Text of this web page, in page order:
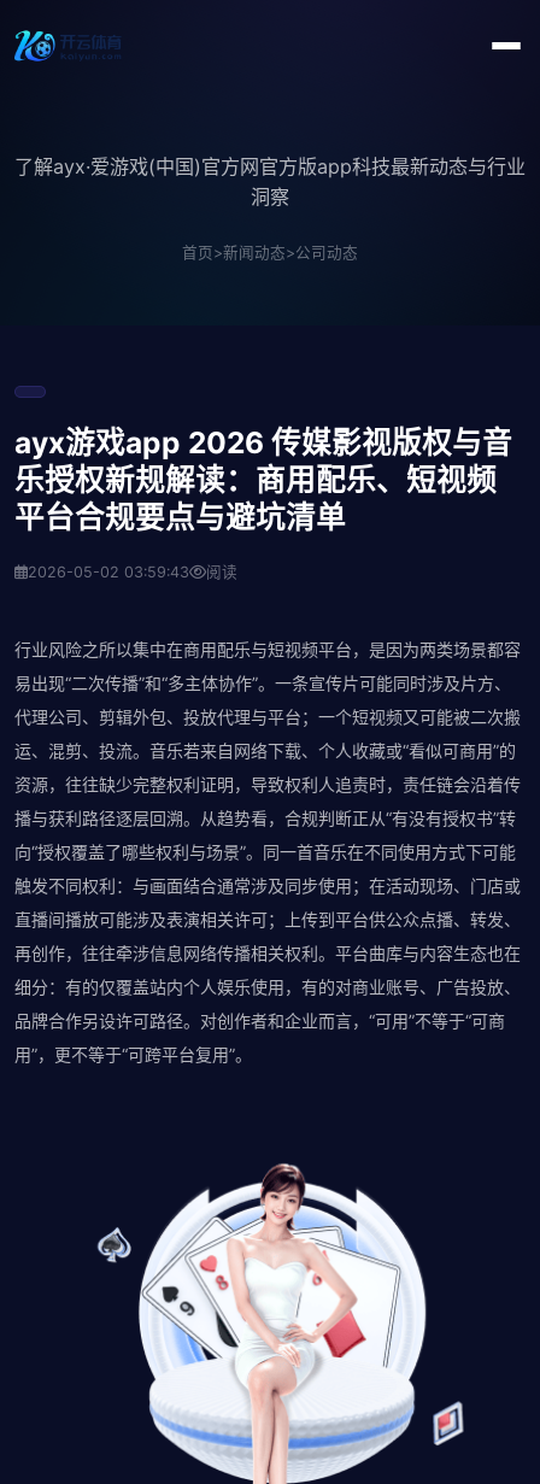
了解ayx·爱游戏(中国)官方网官方版app科技最新动态与行业
洞察
首页>新闻动态>公司动态
ayx游戏app 2026 传媒影视版权与音
乐授权新规解读：商用配乐、短视频
平台合规要点与避坑清单
2026-05-02 03:59:43 阅读
行业风险之所以集中在商用配乐与短视频平台，是因为两类场景都容
易出现“二次传播”和“多主体协作”。一条宣传片可能同时涉及片方、
代理公司、剪辑外包、投放代理与平台；一个短视频又可能被二次搬
运、混剪、投流。音乐若来自网络下载、个人收藏或“看似可商用”的
资源，往往缺少完整权利证明，导致权利人追责时，责任链会沿着传
播与获利路径逐层回溯。从趋势看，合规判断正从“有没有授权书”转
向“授权覆盖了哪些权利与场景”。同一首音乐在不同使用方式下可能
触发不同权利：与画面结合通常涉及同步使用；在活动现场、门店或
直播间播放可能涉及表演相关许可；上传到平台供公众点播、转发、
再创作，往往牵涉信息网络传播相关权利。平台曲库与内容生态也在
细分：有的仅覆盖站内个人娱乐使用，有的对商业账号、广告投放、
品牌合作另设许可路径。对创作者和企业而言，“可用”不等于“可商
用”，更不等于“可跨平台复用”。